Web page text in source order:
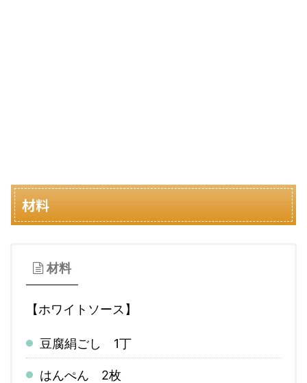
材料
材料
【ホワイトソース】
豆腐絹ごし 1丁
はんぺん 2枚